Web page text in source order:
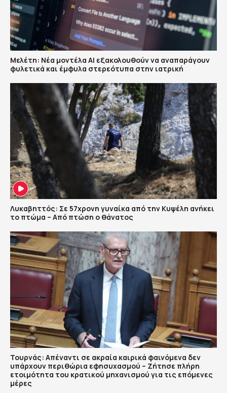
Μελέτη: Νέα μοντέλα ΑΙ εξακολουθούν να αναπαράγουν
φυλετικά και έμφυλα στερεότυπα στην ιατρική
Λυκαβηττός: Σε 57χρονη γυναίκα από την Κυψέλη ανήκει
το πτώμα – Από πτώση ο θάνατος
Τουρνάς: Απέναντι σε ακραία καιρικά φαινόμενα δεν
υπάρχουν περιθώρια εφησυχασμού – Ζήτησε πλήρη
ετοιμότητα του κρατικού μηχανισμού για τις επόμενες
μέρες